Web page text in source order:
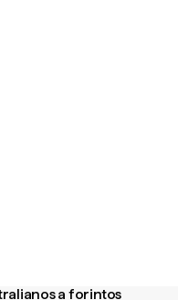
a forintos